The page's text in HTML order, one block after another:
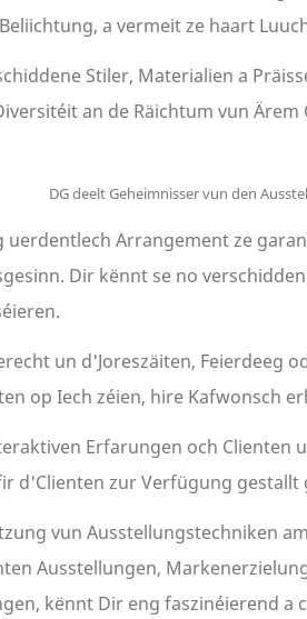
a vermeit ze haart
Stiler, Materialien a
an de Räichtum vun
uerdentlech Arrangement ze
Dir kënnt se no
un d'Joreszäiten, Feierdeeg
op Iech zéien, hire Kafwonsch
Erfarungen och Clienten
d'Clienten zur Verfügung
vun Ausstellungstechniken
Ausstellungen,
kënnt Dir eng faszinéierend